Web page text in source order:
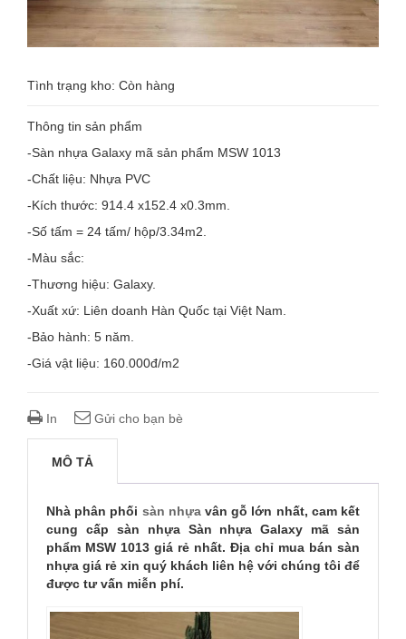
1013
Tình trạng kho: Còn hàng
Thông tin sản phẩm
-Sàn nhựa Galaxy mã sản phẩm MSW 1013
-Chất liệu: Nhựa PVC
-Kích thước: 914.4 x152.4 x0.3mm.
-Số tấm = 24 tấm/ hộp/3.34m2.
-Màu sắc:
-Thương hiệu: Galaxy.
-Xuất xứ: Liên doanh Hàn Quốc tại Việt Nam.
-Bảo hành: 5 năm.
-Giá vật liệu: 160.000đ/m2
In Gửi cho bạn bè
MÔ TẢ
Nhà phân phối sàn nhựavân gỗ lớn nhất, cam kết
cung cấp sàn nhựa Sàn nhựa Galaxy mã sản
phẩm MSW 1013 giá rẻ nhất. Địa chỉ mua bán sàn
nhựa giá rẻ xin quý khách liên hệ với chúng tôi để
được tư vấn miễn phí.